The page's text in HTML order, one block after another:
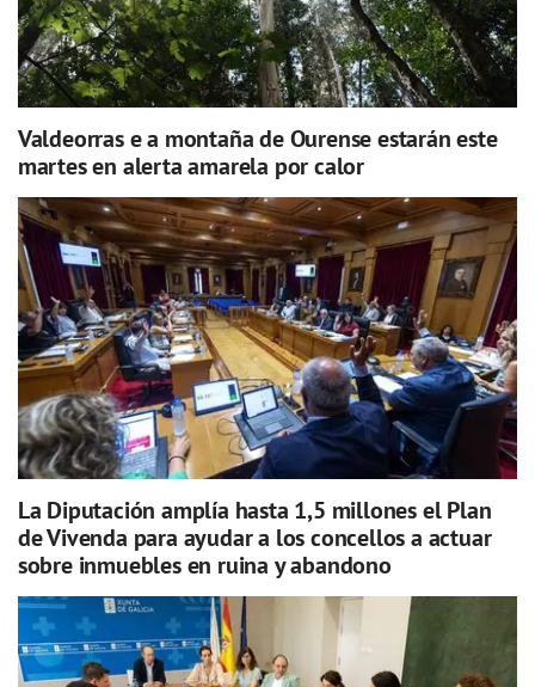
Valdeorras e a montaña de Ourense estarán este
martes en alerta amarela por calor
La Diputación amplía hasta 1,5 millones el Plan
de Vivenda para ayudar a los concellos a actuar
sobre inmuebles en ruina y abandono